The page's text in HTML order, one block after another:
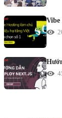
Vibe